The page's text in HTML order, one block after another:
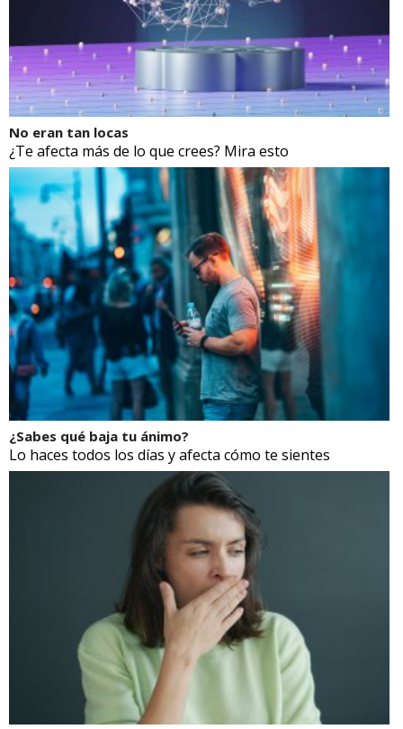
No eran tan locas
¿Te afecta más de lo que crees? Mira esto
¿Sabes qué baja tu ánimo?
Lo haces todos los días y afecta cómo te sientes